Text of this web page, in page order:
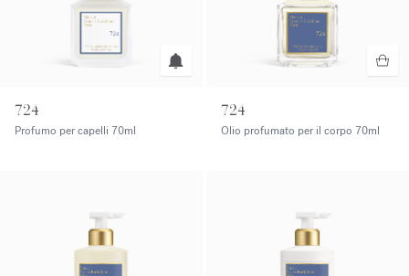
724
Profumo per capelli 70ml
724
Olio profumato per il corpo 70ml